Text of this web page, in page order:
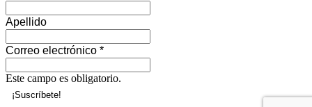
Apellido
Correo electrónico *
Este campo es obligatorio.